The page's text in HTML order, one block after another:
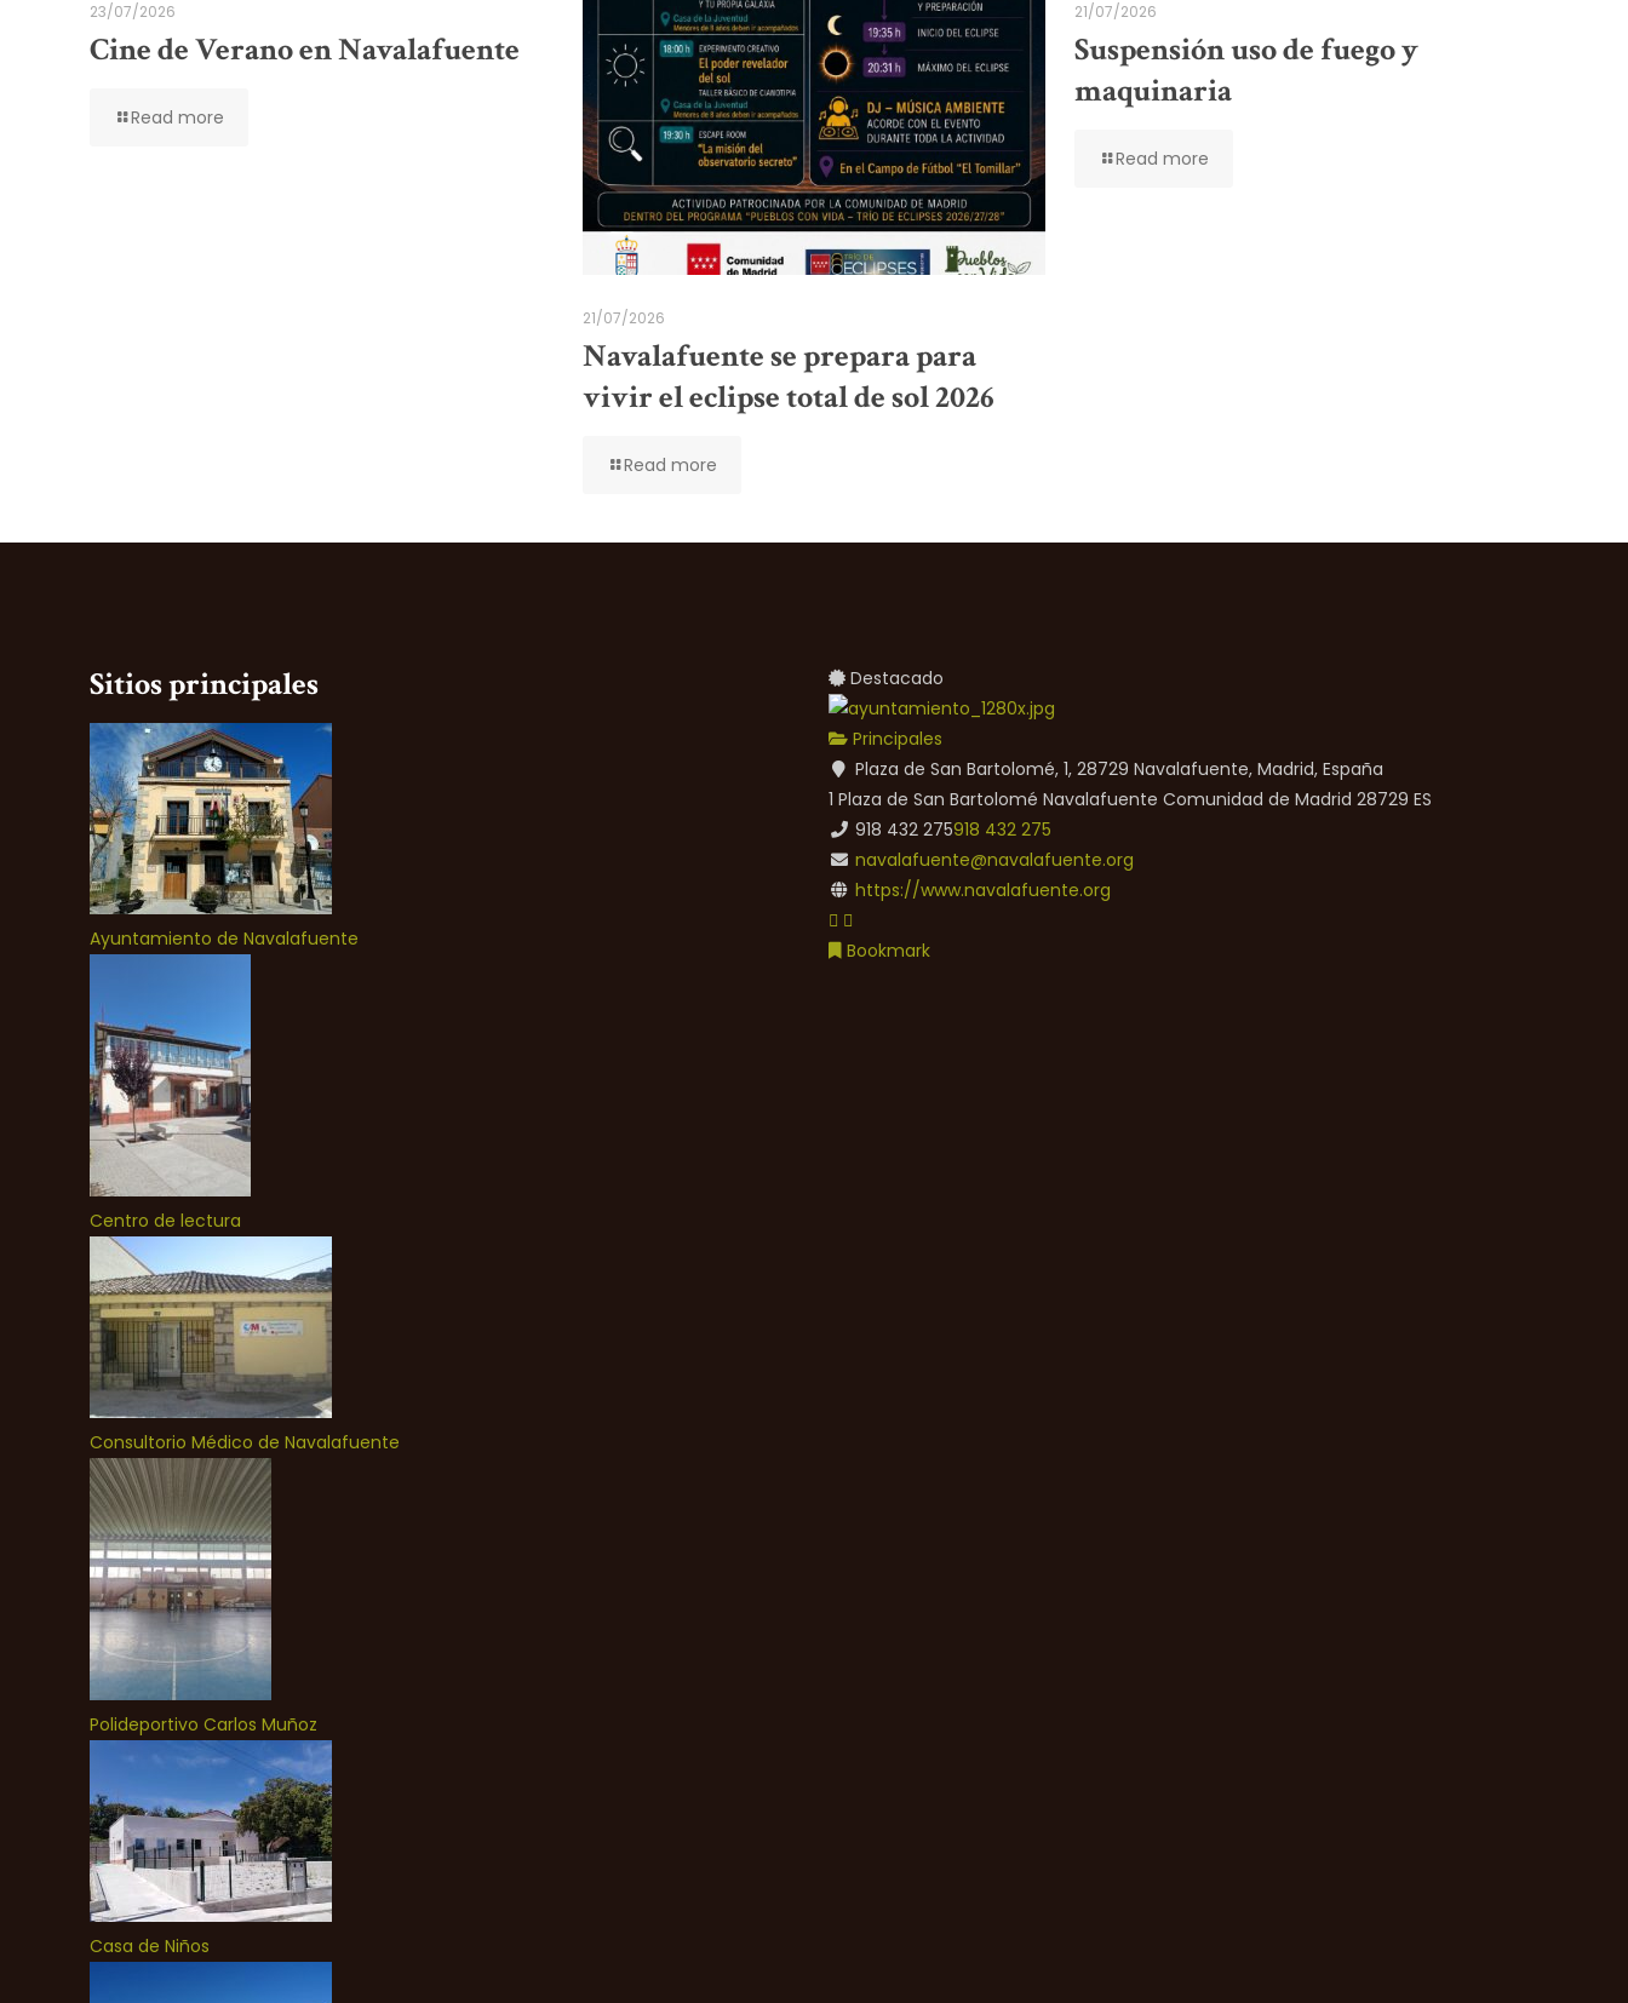
23/07/2026
Cine de Verano en Navalafuente
Read more
21/07/2026
Navalafuente se prepara para
vivir el eclipse total de sol 2026
Read more
21/07/2026
Suspensión uso de fuego y
maquinaria
Read more
Sitios principales
Ayuntamiento de Navalafuente
Centro de lectura
Consultorio Médico de Navalafuente
Polideportivo Carlos Muñoz
Casa de Niños
Destacado
Principales
Plaza de San Bartolomé, 1, 28729 Navalafuente, Madrid, España
1 Plaza de San Bartolomé Navalafuente Comunidad de Madrid 28729 ES
918 432 275918 432 275
navalafuente@navalafuente.org
https://www.navalafuente.org
Bookmark